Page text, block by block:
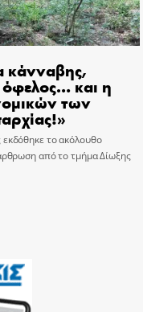
κάνναβης,
και η
των
το ακόλουθο
από το τμήμα Δίωξης